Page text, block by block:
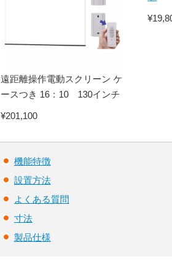
遠距離操作電動スクリーン ケ
ースつき 16：10 130インチ
¥201,100
機能特徴
設置方法
よくある質問
寸法
製品仕様